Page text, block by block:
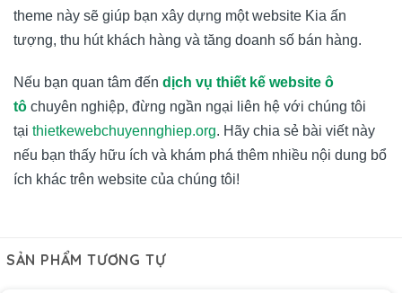
theme này sẽ giúp bạn xây dựng một website Kia ấn
tượng, thu hút khách hàng và tăng doanh số bán hàng.
Nếu bạn quan tâm đến dịch vụ thiết kế website ô
tô chuyên nghiệp, đừng ngần ngại liên hệ với chúng tôi
tại thietkewebchuyennghiep.org. Hãy chia sẻ bài viết này
nếu bạn thấy hữu ích và khám phá thêm nhiều nội dung bổ
ích khác trên website của chúng tôi!
SẢN PHẨM TƯƠNG TỰ